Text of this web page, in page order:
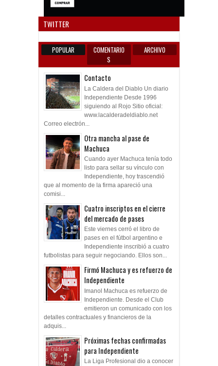
TWITTER
POPULAR
COMENTARIO
S
ARCHIVO
Contacto
La Caldera del Diablo Un diario
Independiente Desde 1996
siguiendo al Rojo Sitio oficial:
www.lacalderadeldiablo.net
Correo electrón...
Otra mancha al pase de
Machuca
Cuando ayer Machuca tenía todo
listo para sellar su vínculo con
Independiente, hoy trascendió
que al momento de la firma apareció una
comisi...
Cuatro inscriptos en el cierre
del mercado de pases
Este viernes cerró el libro de
pases en el fútbol argentino e
Independiente inscribió a cuatro
futbolistas para seguir negociando. Ellos son...
Firmó Machuca y es refuerzo de
Independiente
Imanol Machuca es refuerzo de
Independiente. Desde el Club
emitieron un comunicado con los
detalles contractuales y financieros de la
adquis...
Próximas fechas confirmadas
para Independiente
La Liga Profesional dio a conocer